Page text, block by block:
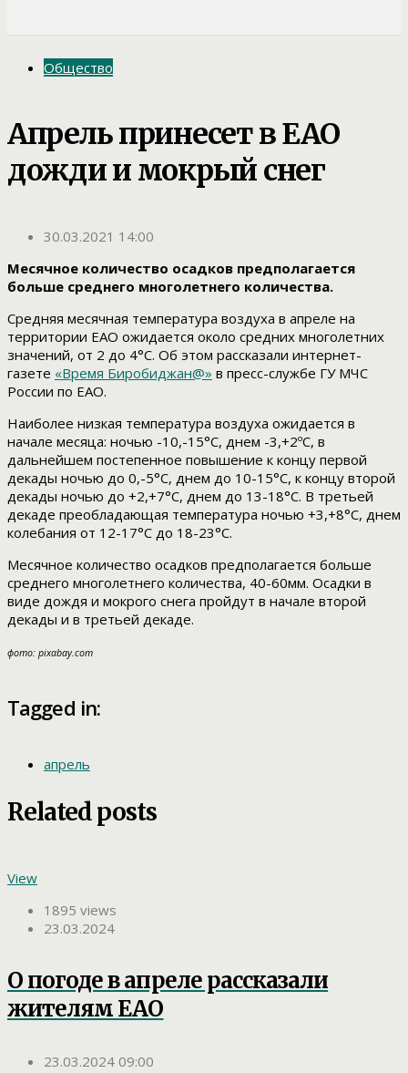
Общество
Апрель принесет в ЕАО
дожди и мокрый снег
30.03.2021 14:00
Месячное количество осадков предполагается
больше среднего многолетнего количества.
Средняя месячная температура воздуха в апреле на
территории ЕАО ожидается около средних многолетних
значений, от 2 до 4°С. Об этом рассказали интернет-
газете «Время Биробиджан@» в пресс-службе ГУ МЧС
России по ЕАО.
Наиболее низкая температура воздуха ожидается в
начале месяца: ночью -10,-15°С, днем -3,+2ºС, в
дальнейшем постепенное повышение к концу первой
декады ночью до 0,-5°С, днем до 10-15°С, к концу второй
декады ночью до +2,+7°С, днем до 13-18°С. В третьей
декаде преобладающая температура ночью +3,+8°С, днем
колебания от 12-17°С до 18-23°С.
Месячное количество осадков предполагается больше
среднего многолетнего количества, 40-60мм. Осадки в
виде дождя и мокрого снега пройдут в начале второй
декады и в третьей декаде.
фото: pixabay.com
Tagged in:
апрель
Related posts
View
1895 views
23.03.2024
О погоде в апреле рассказали
жителям ЕАО
23.03.2024 09:00